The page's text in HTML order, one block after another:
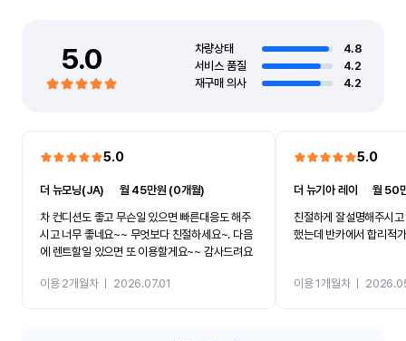
5.0 차량상태
4.8
서비스 품질
4.2
재구매 의사
4.2
5.0
더 뉴모닝(JA)
월 45만원 (0개월)
차 컨디션도 좋고 무슨일 있으면 빠른대응도 해주
시고 너무 좋네요~~ 무엇보다 친절하세요~. 다음
에 렌트할일 있으면 또 이용할게요~~ 감사드려요
이용 2개월차ㅣ 2026.07.01
5.0
더 뉴기아 레이
월 50
친절하게 잘설명해주시
했는데 반카에서 합리적
이용 1개월차ㅣ